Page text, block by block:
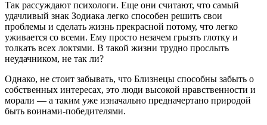
Так рассуждают психологи. Еще они считают, что самый
удачливый знак Зодиака легко способен решить свои
проблемы и сделать жизнь прекрасной потому, что легко
уживается со всеми. Ему просто незачем грызть глотку и
толкать всех локтями. В такой жизни трудно прослыть
неудачником, не так ли?
Однако, не стоит забывать, что Близнецы способны забыть о
собственных интересах, это люди высокой нравственности и
морали — а таким уже изначально предначертано природой
быть воинами-победителями.